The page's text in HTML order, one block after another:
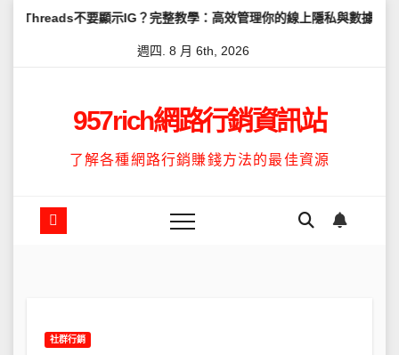
Skip
示IG？完整教學：高效管理你的線上隱私與數據安全 怎麼讓
週四. 8 月 6th, 2026
957rich網路行銷資訊站
了解各種網路行銷賺錢方法的最佳資源
社群行銷